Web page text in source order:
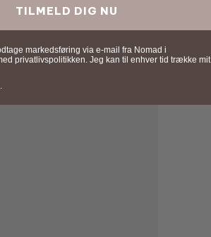
TILMELD DIG NU
markedsføring via e-mail fra Nomad i
privatlivspolitikken. Jeg kan til enhver tid trække mit